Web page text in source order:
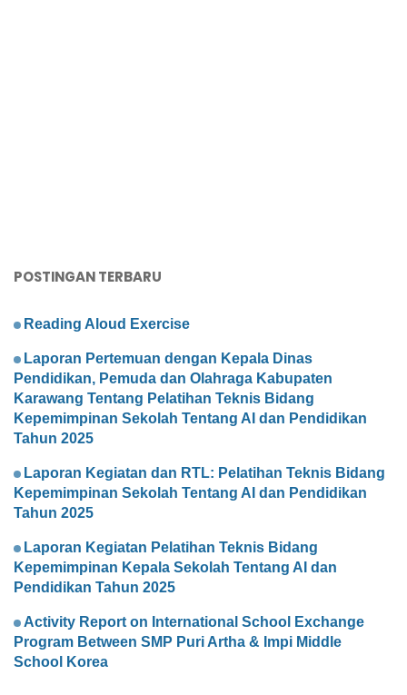
POSTINGAN TERBARU
Reading Aloud Exercise
Laporan Pertemuan dengan Kepala Dinas
Pendidikan, Pemuda dan Olahraga Kabupaten
Karawang Tentang Pelatihan Teknis Bidang
Kepemimpinan Sekolah Tentang AI dan Pendidikan
Tahun 2025
Laporan Kegiatan dan RTL: Pelatihan Teknis Bidang
Kepemimpinan Sekolah Tentang AI dan Pendidikan
Tahun 2025
Laporan Kegiatan Pelatihan Teknis Bidang
Kepemimpinan Kepala Sekolah Tentang AI dan
Pendidikan Tahun 2025
Activity Report on International School Exchange
Program Between SMP Puri Artha & Impi Middle
School Korea